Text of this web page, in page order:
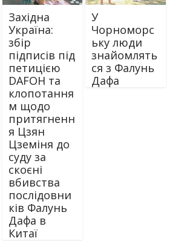
Західна
Україна:
збір
підписів під
петицією
DAFOH та
клопотання
м щодо
притягненн
я Цзян
Цземіня до
суду за
скоєні
вбивства
послідовни
ків Фалунь
Дафа в
Китаї
У
Чорноморс
ьку люди
знайомлять
ся з Фалунь
Дафа